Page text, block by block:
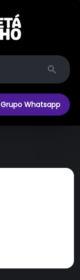
Search
Grupo Whatsapp